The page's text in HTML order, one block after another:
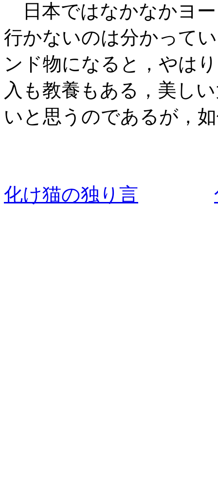
日本ではなかなかヨ
行かないのは分かって
ンド物になると，やは
入も教養もある，美し
いと思うのであるが，
化け猫の独り言